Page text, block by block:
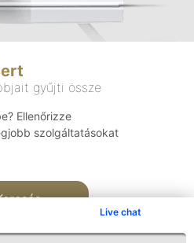
Live chat
gyűjti össze
Ellenőrizze
szolgáltatásokat